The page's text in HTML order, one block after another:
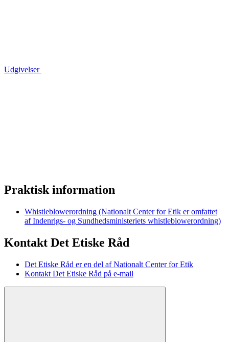
Udgivelser
Praktisk information
Whistleblowerordning (Nationalt Center for Etik er omfattet
af Indenrigs- og Sundhedsministeriets whistleblowerordning)
Kontakt Det Etiske Råd
Det Etiske Råd er en del af Nationalt Center for Etik
Kontakt Det Etiske Råd på e-mail